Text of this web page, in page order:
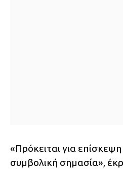
«Πρόκειται για
συμβολική σημασία»,